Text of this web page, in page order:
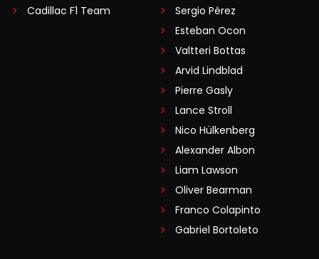
Cadillac F1 Team
Sergio Pérez
Esteban Ocon
Valtteri Bottas
Arvid Lindblad
Pierre Gasly
Lance Stroll
Nico Hülkenberg
Alexander Albon
Liam Lawson
Oliver Bearman
Franco Colapinto
Gabriel Bortoleto